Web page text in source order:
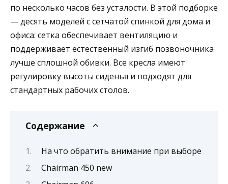
по несколько часов без усталости. В этой подборке
— десять моделей с сетчатой спинкой для дома и
офиса: сетка обеспечивает вентиляцию и
поддерживает естественный изгиб позвоночника
лучше сплошной обивки. Все кресла имеют
регулировку высоты сиденья и подходят для
стандартных рабочих столов.
Содержание
На что обратить внимание при выборе
Chairman 450 new